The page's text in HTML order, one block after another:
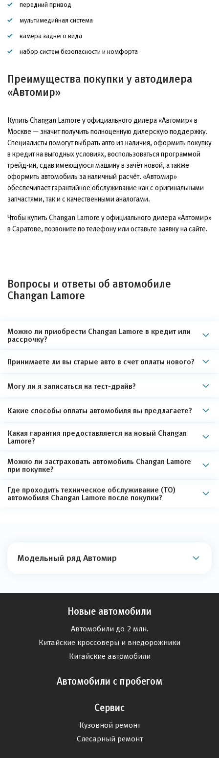
передний привод
мультимедийная система
камера заднего вида
набор систем безопасности и комфорта
Преимущества покупки у автодилера
«Автомир»
Купить Changan Lamore у официального дилера «Автомир» в
Москве — значит получить полноценную дилерскую поддержку.
Специалисты помогут выбрать авто из наличия, оформить покупку
в кредит на выгодных условиях, воспользоваться программой
трейд-ин, сдав имеющуюся машину в зачёт новой, а также
оформить автомобиль за наличный расчёт. «Автомир»
обеспечивает гарантийное обслуживание как с оригинальными
запчастями, так и с качественными аналогами.
Чтобы купить Changan Lamore у официального дилера «Автомир»
в Саратове, позвоните по телефону или оставьте заявку на сайте.
Вопросы и ответы об автомобиле
Changan Lamore
Можно ли приобрести Changan Lamore в кредит или
рассрочку?
Принимаете ли вы старые авто в счет оплаты нового?
Могу ли я записаться на тест-драйв?
Какие способы оплаты автомобиля вы предлагаете?
Какая гарантия предоставляется на новый Changan
Lamore?
Можно ли застраховать автомобиль Changan Lamore
при покупке?
Где проходить техническое обслуживание (ТО)
автомобиля Changan Lamore после покупки?
Модельный ряд Автомир
Новые автомобили
Автомобили до 2 млн.
Китайские кроссоверы и внедорожники
Китайские автомобили
Автомобили с пробегом
Сервис
Кузовной ремонт
Слесарный ремонт